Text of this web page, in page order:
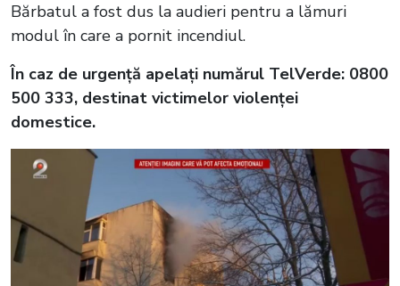
Bărbatul a fost dus la audieri pentru a lămuri
modul în care a pornit incendiul.
În caz de urgență apelați numărul TelVerde: 0800
500 333, destinat victimelor violenței
domestice.